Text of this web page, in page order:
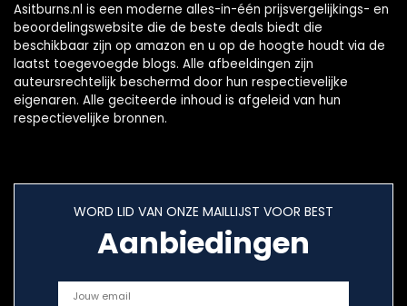
Asitburns.nl is een moderne alles-in-één prijsvergelijkings- en
beoordelingswebsite die de beste deals biedt die
beschikbaar zijn op amazon en u op de hoogte houdt via de
laatst toegevoegde blogs. Alle afbeeldingen zijn
auteursrechtelijk beschermd door hun respectievelijke
eigenaren. Alle geciteerde inhoud is afgeleid van hun
respectievelijke bronnen.
WORD LID VAN ONZE MAILLIJST VOOR BEST
Aanbiedingen